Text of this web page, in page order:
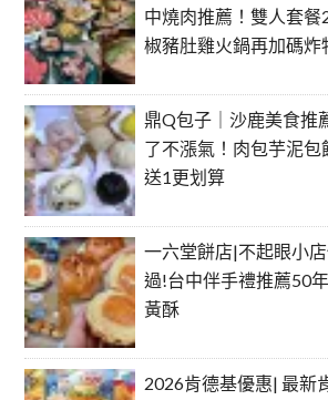
中燒肉推薦！雙人套餐
椒豬肚雞火鍋再加碼炸
鼎Q包子｜沙鹿美食推
了不漲氣！肉包芋泥
送1更划算
一六堂餅店|不起眼小
過!台中伴手禮推薦50
黃酥
2026肯德基優惠| 最新